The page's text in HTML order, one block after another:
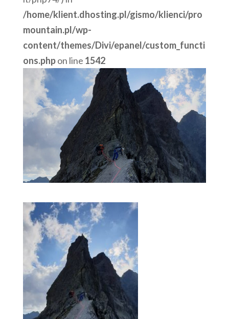
/home/klient.dhosting.pl/gismo/klienci/pro
mountain.pl/wp-
content/themes/Divi/epanel/custom_functi
ons.phpon line 1542